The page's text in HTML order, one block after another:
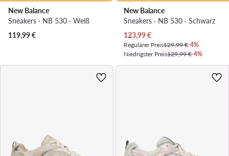
New Balance
Sneakers · NB 530 · Weiß
119,99€
New Balance
Sneakers · NB 530 · Schwarz
Aktueller Preis
123,99€
Regulärer Preis129,99 €-4%
Niedrigster Preis129,99 €-4%